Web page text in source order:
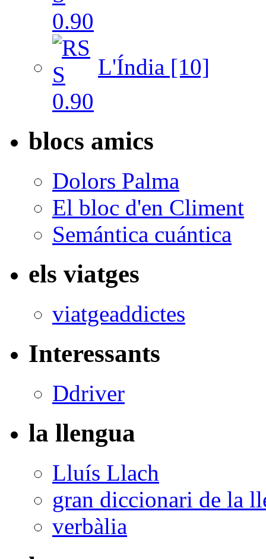
L'Índia [10]
blocs amics
Dolors Palma
El bloc d'en Climent
Semántica cuántica
els viatges
viatgeaddictes
Interessants
Ddriver
la llengua
Lluís Llach
gran diccionari de la
verbàlia